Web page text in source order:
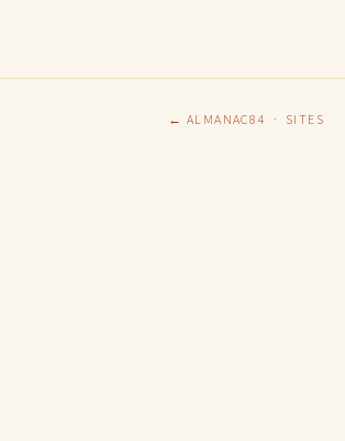
← ALMANAC84 · SITES